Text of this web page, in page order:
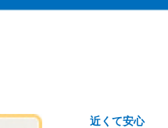
近くて安心